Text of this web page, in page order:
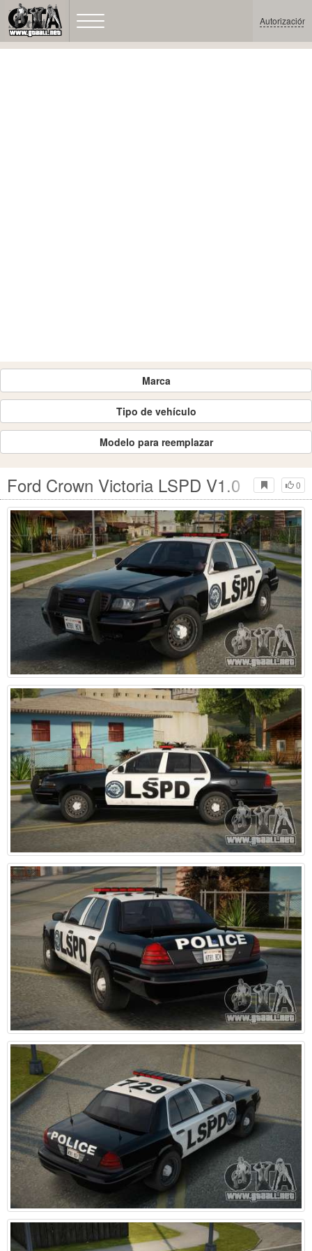
Autorización
Marca
Tipo de vehículo
Modelo para reemplazar
0
Ford Crown Victoria LSPD V1.0